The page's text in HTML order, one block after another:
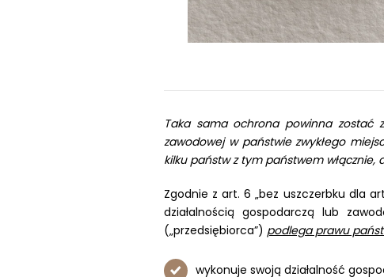
Taka sama ochrona powinna zostać
zawodowej w państwie zwykłego
kilku państw z tym państwem włącznie,
Zgodnie z art. 6 „bez uszczerbku dla
działalnością gospodarczą lub
(„przedsiębiorca”) podlega prawu
wykonuje swoją działalność